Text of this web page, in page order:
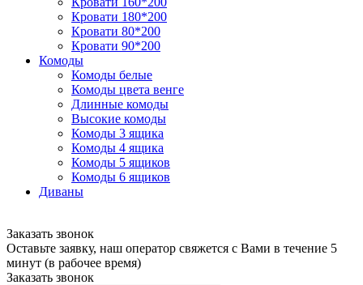
Кровати 180*200
Кровати 80*200
Кровати 90*200
Комоды
Комоды белые
Комоды цвета венге
Длинные комоды
Высокие комоды
Комоды 3 ящика
Комоды 4 ящика
Комоды 5 ящиков
Комоды 6 ящиков
Диваны
Заказать звонок
Оставьте заявку, наш оператор свяжется с Вами в течение 5
минут (в рабочее время)
Заказать звонок